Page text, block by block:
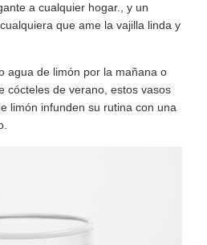
a cualquier hogar., y un
que ame la vajilla linda y
agua de limón por la mañana o
cócteles de verano, estos vasos
limón infunden su rutina con una